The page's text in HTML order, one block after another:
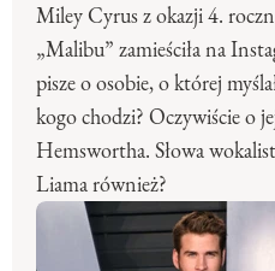
Miley Cyrus z okazji 4.
„Malibu” zamieściła na
pisze o osobie, o której
kogo chodzi? Oczywiście o
Hemswortha. Słowa
Liama również?